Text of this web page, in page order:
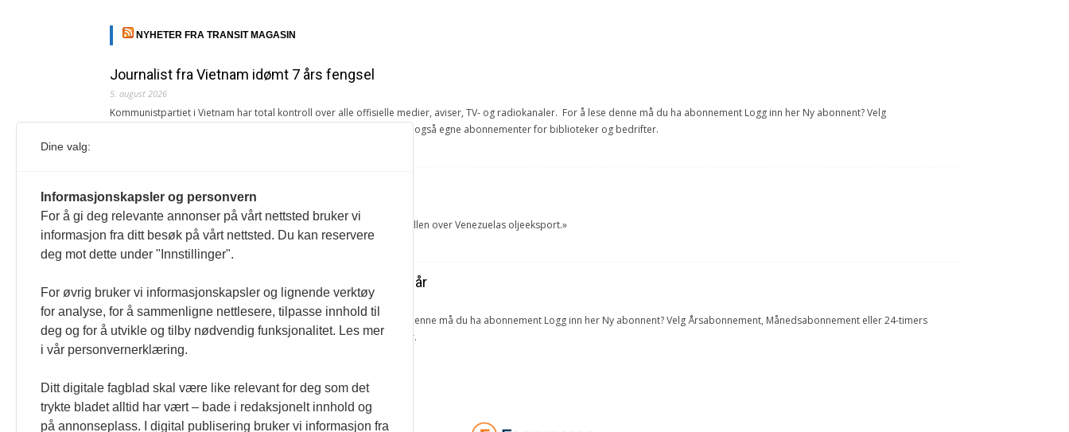
NYHETER FRA TRANSIT MAGASIN
Journalist fra Vietnam idømt 7 års fengsel
5. august 2026
Kommunistpartiet i Vietnam har total kontroll over alle offisielle medier, aviser, TV- og radiokanaler. For å lese denne må du ha abonnement Logg inn her Ny abonnent? Velg
Årsabonnement, Månedsabonnement eller 24-timers tilgang. Vi har også egne abonnementer for biblioteker og bedrifter.
4. august 2026
« Etter at Maduro ble tatt til fange i januar 2026, overtok USA kontrollen over Venezuelas oljeeksport.»
Sonia Zapata, jurist
117,8 millioner er på flukt, en nedgang fra forrige år
Ville ha tilsvart verdens trettende største land i folketall. For å lese denne må du ha abonnement Logg inn her Ny abonnent? Velg Årsabonnement, Månedsabonnement eller 24-timers
tilgang. Vi har også egne abonnementer for biblioteker og bedrifter.
Redaksjonen
Dine valg:
Informasjonskapsler og personvern
For å gi deg relevante annonser på vårt nettsted bruker vi
informasjon fra ditt besøk på vårt nettsted. Du kan reservere
deg mot dette under "Innstillinger".
For øvrig bruker vi informasjonskapsler og lignende verktøy
for analyse, for å sammenligne nettlesere, tilpasse innhold til
deg og for å utvikle og tilby nødvendig funksjonalitet. Les mer
i vår personvernerklæring.
Ditt digitale fagblad skal være like relevant for deg som det
trykte bladet alltid har vært – bade i redaksjonelt innhold og
på annonseplass. I digital publisering bruker vi informasjon fra